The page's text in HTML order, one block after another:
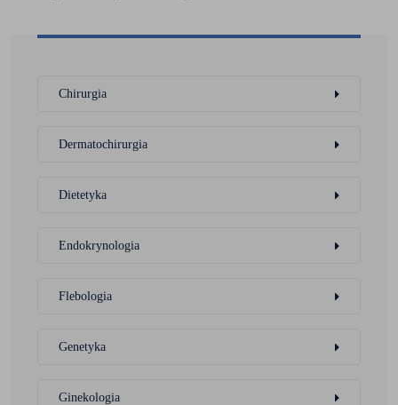
Chirurgia
Dermatochirurgia
Dietetyka
Endokrynologia
Flebologia
Genetyka
Ginekologia